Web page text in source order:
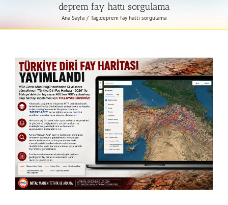
deprem fay hattı sorgulama
Ana Sayfa Tag:deprem fay hattı sorgulama